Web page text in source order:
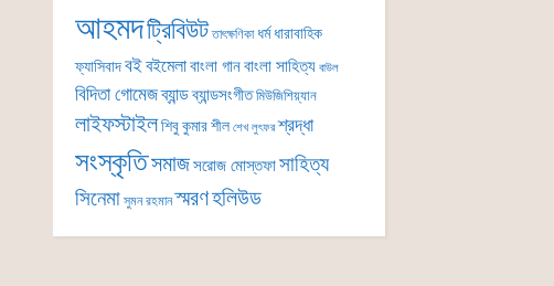
আহমদট্রিবিউট তাৎক্ষণিকা ধর্ম ধারাবাহিক
ফ্যাসিবাদবইবইমেলাবাংলা গানবাংলা সাহিত্য বাউল
বিদিতা গোমেজব্যান্ডব্যান্ডসংগীত মিউজিশিয়্যান
লাইফস্টাইলশিবু কুমার শীল শেখ লুৎফর শ্রদ্ধা
সংস্কৃতিসমাজসরোজ মোস্তফাসাহিত্য
সিনেমা সুমন রহমান স্মরণহলিউড